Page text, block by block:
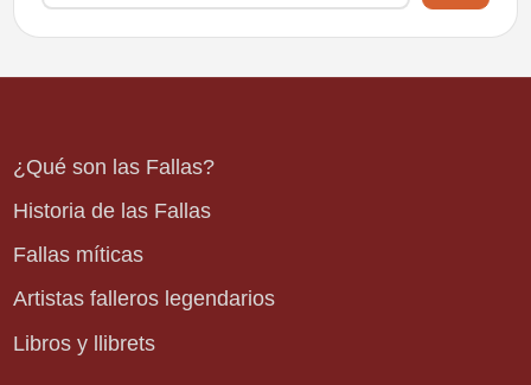
¿Qué son las Fallas?
Historia de las Fallas
Fallas míticas
Artistas falleros legendarios
Libros y llibrets